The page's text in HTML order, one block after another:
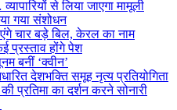
से लिया जाएगा मामूली
गया संशोधन
चार बड़े बिल, केरल का नाम
प्रस्ताव होंगे पेश
बनीं ‘क्वीन’
देशभक्ति समूह नृत्य प्रतियोगिता
प्रतिमा का दर्शन करने सोनारी